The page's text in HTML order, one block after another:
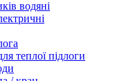
водяні
теплої підлоги